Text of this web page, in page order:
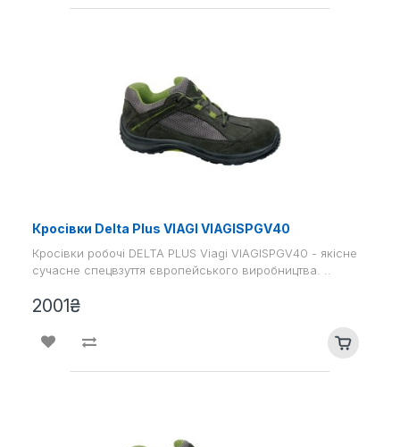
Кросівки Delta Plus VIAGI VIAGISPGV40
Кросівки робочі DELTA PLUS Viagi VIAGISPGV40 - якісне
сучасне спецвзуття європейського виробництва. ..
2001₴